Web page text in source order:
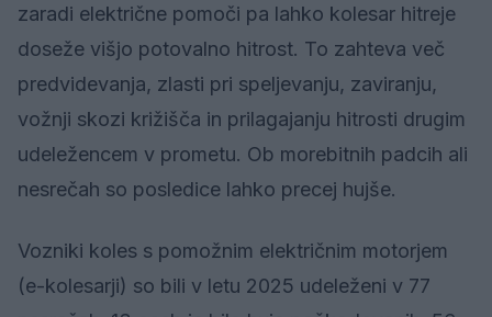
zaradi električne pomoči pa lahko kolesar hitreje
doseže višjo potovalno hitrost. To zahteva več
predvidevanja, zlasti pri speljevanju, zaviranju,
vožnji skozi križišča in prilagajanju hitrosti drugim
udeležencem v prometu. Ob morebitnih padcih ali
nesrečah so posledice lahko precej hujše.
Vozniki koles s pomožnim električnim motorjem
(e-kolesarji) so bili v letu 2025 udeleženi v 77